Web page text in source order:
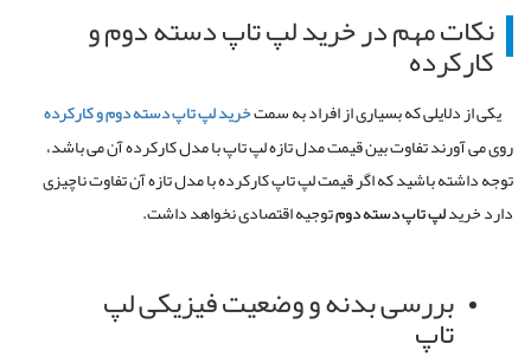
نکات مهم در خرید لپ تاپ دسته دوم و
کارکرده
یکی از دلایلی که بسیاری از افراد به سمتخریدلپتاپدستهدوموکارکرده
روی می آورند تفاوت بین قیمت مدل تازه لپ تاپ با مدل کارکرده آن می باشد،
توجه داشته باشید که اگر قیمت لپ تاپ کارکرده با مدل تازه آن تفاوت ناچیزی
دارد خریدلپتاپدستهدومتوجیه اقتصادی نخواهد داشت.
بررسی بدنه و وضعیت فیزیکی لپ
تاپ